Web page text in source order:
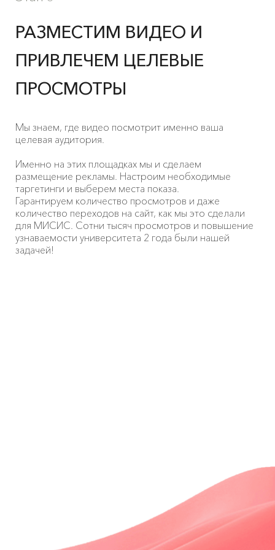
РАЗМЕСТИМ ВИДЕО И
ПРИВЛЕЧЕМ ЦЕЛЕВЫЕ
ПРОСМОТРЫ
Мы знаем, где видео посмотрит именно ваша
целевая аудитория.
Именно на этих площадках мы и сделаем
размещение рекламы. Настроим необходимые
таргетинги и выберем места показа.
Гарантируем количество просмотров и даже
количество переходов на сайт, как мы это сделали
для МИСИС. Сотни тысяч просмотров и повышение
узнаваемости университета 2 года были нашей
задачей!